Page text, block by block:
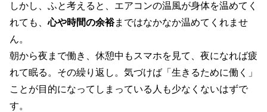
しかし、ふと考えると、エアコンの温風が身体を温めてく
れても、心や時間の余裕まではなかなか温めてくれませ
ん。
朝から夜まで働き、休憩中もスマホを見て、夜になれば疲
れて眠る。その繰り返し。気づけば「生きるために働く」
ことが目的になってしまっている人も少なくないはずで
す。